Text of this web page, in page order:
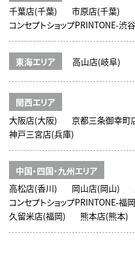
千葉店(千葉)
市原店(千葉)
コンセプトショップPRINTONE-渋
東海エリア 高山店(岐阜)
関西エリア
大阪店(大阪)
京都三条御幸町
神戸三宮店(兵庫)
中国・四国・九州エリア
高松店(香川)
岡山店(岡山)
コンセプトショップPRINTONE-福
久留米店(福岡)
熊本店(熊本)